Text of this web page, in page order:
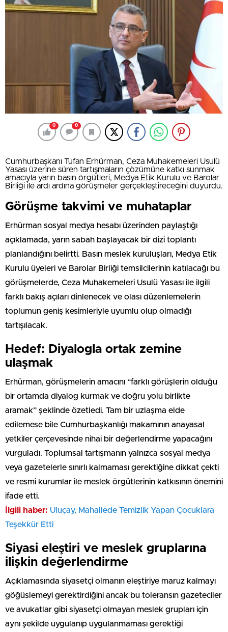
0 0
Cumhurbaşkanı Tufan Erhürman, Ceza Muhakemeleri Usulü
Yasası üzerine süren tartışmaların çözümüne katkı sunmak
amacıyla yarın basın örgütleri, Medya Etik Kurulu ve Barolar
Birliği ile ardı ardına görüşmeler gerçekleştireceğini duyurdu.
Görüşme takvimi ve muhataplar
Erhürman sosyal medya hesabı üzerinden paylaştığı
açıklamada, yarın sabah başlayacak bir dizi toplantı
planlandığını belirtti. Basın meslek kuruluşları, Medya Etik
Kurulu üyeleri ve Barolar Birliği temsilcilerinin katılacağı bu
görüşmelerde, Ceza Muhakemeleri Usulü Yasası ile ilgili
farklı bakış açıları dinlenecek ve olası düzenlemelerin
toplumun geniş kesimleriyle uyumlu olup olmadığı
tartışılacak.
Hedef: Diyalogla ortak zemine
ulaşmak
Erhürman, görüşmelerin amacını “farklı görüşlerin olduğu
bir ortamda diyalog kurmak ve doğru yolu birlikte
aramak” şeklinde özetledi. Tam bir uzlaşma elde
edilemese bile Cumhurbaşkanlığı makamının anayasal
yetkiler çerçevesinde nihai bir değerlendirme yapacağını
vurguladı. Toplumsal tartışmanın yalnızca sosyal medya
veya gazetelerle sınırlı kalmaması gerektiğine dikkat çekti
ve resmi kurumlar ile meslek örgütlerinin katkısının önemini
ifade etti.
İlgili haber: Uluçay, Mahallede Temizlik Yapan Çocuklara
Teşekkür Etti
Siyasi eleştiri ve meslek gruplarına
ilişkin değerlendirme
Açıklamasında siyasetçi olmanın eleştiriye maruz kalmayı
göğüslemeyi gerektirdiğini ancak bu toleransın gazeteciler
ve avukatlar gibi siyasetçi olmayan meslek grupları için
aynı şekilde uygulanıp uygulanmaması gerektiği